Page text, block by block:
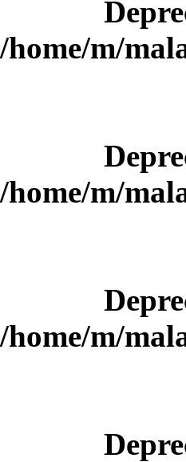
/home/m/
/home/m/
/home/m/